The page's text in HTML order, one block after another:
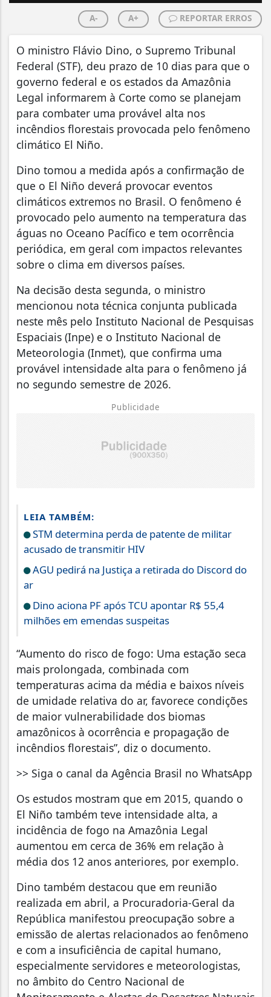
A- A+ REPORTAR ERROS
O ministro Flávio Dino, o Supremo Tribunal
Federal (STF), deu prazo de 10 dias para que o
governo federal e os estados da Amazônia
Legal informarem à Corte como se planejam
para combater uma provável alta nos
incêndios florestais provocada pelo fenômeno
climático El Niño.
Dino tomou a medida após a confirmação de
que o El Niño deverá provocar eventos
climáticos extremos no Brasil. O fenômeno é
provocado pelo aumento na temperatura das
águas no Oceano Pacífico e tem ocorrência
periódica, em geral com impactos relevantes
sobre o clima em diversos países.
Na decisão desta segunda, o ministro
mencionou nota técnica conjunta publicada
neste mês pelo Instituto Nacional de Pesquisas
Espaciais (Inpe) e o Instituto Nacional de
Meteorologia (Inmet), que confirma uma
provável intensidade alta para o fenômeno já
no segundo semestre de 2026.
Publicidade
LEIA TAMBÉM:
STM determina perda de patente de militar
acusado de transmitir HIV
AGU pedirá na Justiça a retirada do Discord do
ar
Dino aciona PF após TCU apontar R$ 55,4
milhões em emendas suspeitas
“Aumento do risco de fogo: Uma estação seca
mais prolongada, combinada com
temperaturas acima da média e baixos níveis
de umidade relativa do ar, favorece condições
de maior vulnerabilidade dos biomas
amazônicos à ocorrência e propagação de
incêndios florestais”, diz o documento.
>> Siga o canal da Agência Brasil no WhatsApp
Os estudos mostram que em 2015, quando o
El Niño também teve intensidade alta, a
incidência de fogo na Amazônia Legal
aumentou em cerca de 36% em relação à
média dos 12 anos anteriores, por exemplo.
Dino também destacou que em reunião
realizada em abril, a Procuradoria-Geral da
República manifestou preocupação sobre a
emissão de alertas relacionados ao fenômeno
e com a insuficiência de capital humano,
especialmente servidores e meteorologistas,
no âmbito do Centro Nacional de